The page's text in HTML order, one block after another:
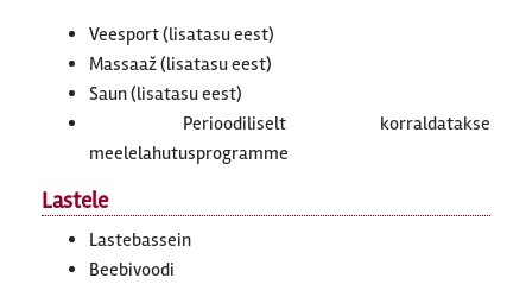
Veesport (lisatasu eest)
Massaaž (lisatasu eest)
Saun (lisatasu eest)
Perioodiliselt korraldatakse
meelelahutusprogramme
Lastele
Lastebassein
Beebivoodi